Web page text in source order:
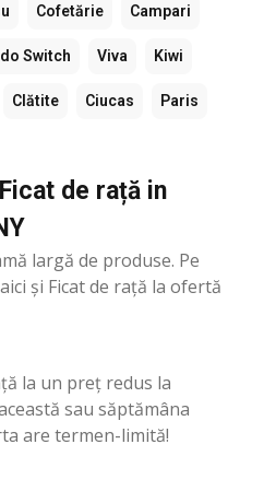
Cofetărie Campari
Switch Viva Kiwi
Clătite Ciucas Paris
de rață in
largă de produse. Pe
și Ficat de rață la ofertă
la un preț redus la
sau săptămâna
are termen-limită!